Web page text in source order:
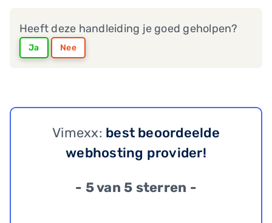
Heeft deze handleiding je goed geholpen?
Ja Nee
Vimexx: best beoordeelde
webhosting provider!
- 5 van 5 sterren -